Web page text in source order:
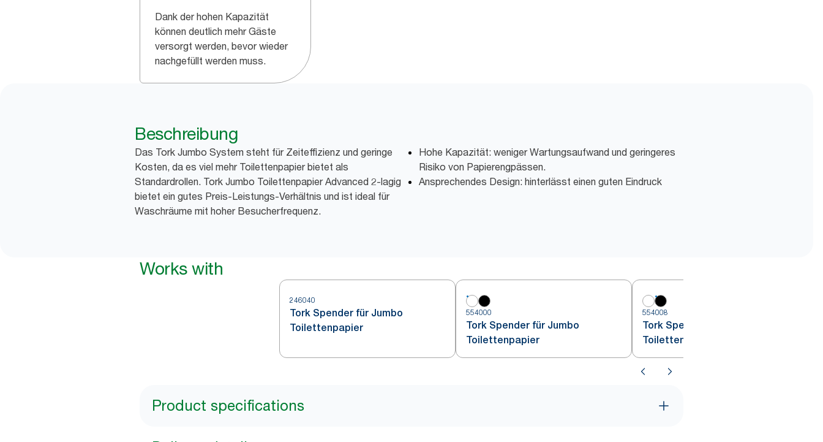
Dank der hohen Kapazität
können deutlich mehr Gäste
versorgt werden, bevor wieder
nachgefüllt werden muss.
Beschreibung
Das Tork Jumbo System steht für Zeiteffizienz und geringe
Kosten, da es viel mehr Toilettenpapier bietet als
Standardrollen. Tork Jumbo Toilettenpapier Advanced 2-lagig
bietet ein gutes Preis-Leistungs-Verhältnis und ist ideal für
Waschräume mit hoher Besucherfrequenz.
Hohe Kapazität: weniger Wartungsaufwand und geringeres
Risiko von Papierengpässen.
Ansprechendes Design: hinterlässt einen guten Eindruck
Works with
246040
Tork Spender für Jumbo
Toilettenpapier
554000
Tork Spender für Jumbo
Toilettenpapier
554008
Tork Spender für Jumbo
Toilettenpapier
Product specifications